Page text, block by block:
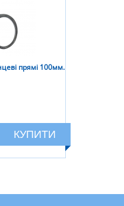
прямі 100мм.
КУПИТИ